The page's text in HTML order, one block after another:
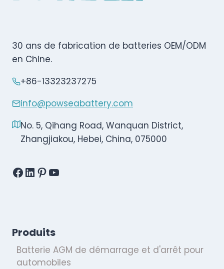
30 ans de fabrication de batteries OEM/ODM
en Chine.
+86-13323237275
info@powseabattery.com
No. 5, Qihang Road, Wanquan District,
Zhangjiakou, Hebei, China, 075000
Facebook
LinkedIn
Pinterest
YouTube
Produits
Batterie AGM de démarrage et d'arrêt pour
automobiles